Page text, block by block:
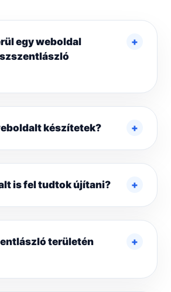
egy weboldal
készítetek?
is fel tudtok újítani?
területén